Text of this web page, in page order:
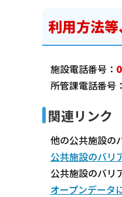
利用方法
施設電話番号：
所管課電話番号
関連リンク
他の公共施設の
公共施設のバリ
公共施設のバリ
オープンデータ